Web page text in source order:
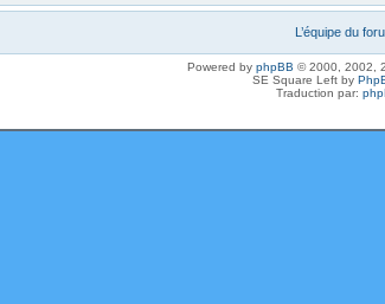
L’équipe du
Powered by phpBB © 2000, 2002,
SE Square Left by
Traduction par: